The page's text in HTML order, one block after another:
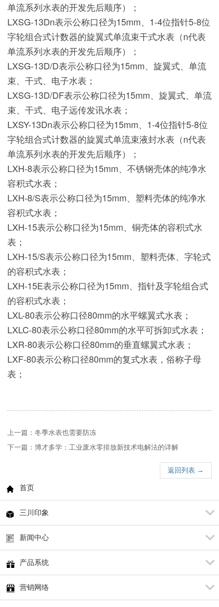
单流系列水表的开发先后顺序）；
LXSG-13Dn表示公称口径为15mm、1-4位指针5-8位
字轮组合式计数器的旋翼式单流束干式水表（n代表
单流系列水表的开发先后顺序）；
LXSG-13D/D表示公称口径为15mm、旋翼式、单流
束、干式、电子水表；
LXSG-13D/DF表示公称口径为15mm、旋翼式、单流
束、干式、电子远传发讯水表；
LXSY-13Dn表示公称口径为15mm、1-4位指针5-8位
字轮组合式计数器的旋翼式单流束液封水表（n代表
单流系列水表的开发先后顺序）；
LXH-8表示公称口径为15mm、不锈钢壳体的纯净水
容积式水表；
LXH-8/S表示公称口径为15mm、塑料壳体的纯净水
容积式水表；
LXH-15表示公称口径为15mm、铜壳体的容积式水
表；
LXH-15/S表示公称口径为15mm、塑料壳体、字轮式
的容积式水表；
LXH-15E表示公称口径为15mm、指针及字轮组合式
的容积式水表；
LXL-80表示公称口径80mm的水平螺翼式水表；
LXLC-80表示公称口径80mm的水平可拆卸式水表；
LXR-80表示公称口径80mm的垂直螺翼式水表；
LXF-80表示公称口径80mm的复式水表，俗称子母
表；
上一篇：冬季水表也需要防冻
下一篇：博才多学：工业废水零排放新技术电解法的详解
返回列表 →
首页
三川印象
新闻中心
产品系统
营销网络